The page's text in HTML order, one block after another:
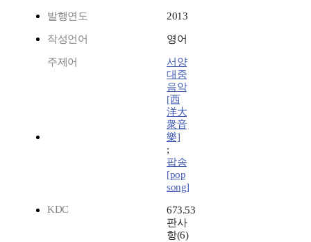
발행연도 2013
작성언어 영어
주제어
서양
대중
음악
[西
洋大
衆音
樂]
;
팝송
[pop
song]
KDC
673.53
판사
항(6)